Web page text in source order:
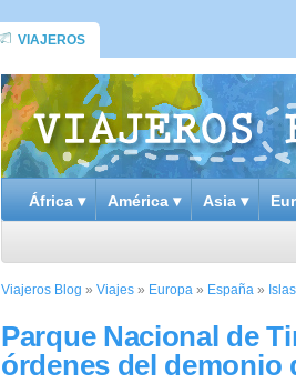
VIAJEROS
África ▾ América ▾ Asia ▾
Viajeros Blog » Viajes » Europa » España »
Parque Nacional de
órdenes del demonio